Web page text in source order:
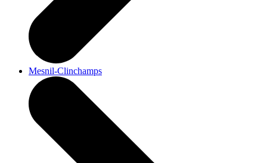
Mesnil-Clinchamps